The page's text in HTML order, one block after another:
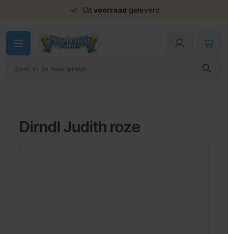
Uit voorraad geleverd
Dirndl Judith roze